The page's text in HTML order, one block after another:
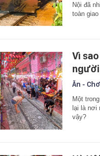
Nội đã
toàn giao
Vì
người
Ăn -
Một
lại là nơi
vậy?